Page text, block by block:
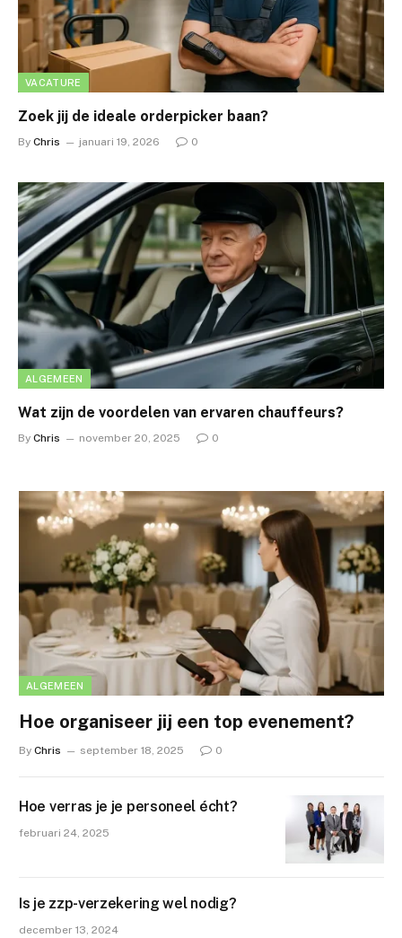
VACATURE
Zoek jij de ideale orderpicker baan?
By Chris januari 19, 2026 0
ALGEMEEN
Wat zijn de voordelen van ervaren chauffeurs?
By Chris november 20, 2025 0
ALGEMEEN
Hoe organiseer jij een top evenement?
By Chris september 18, 2025 0
Hoe verras je je personeel écht?
februari 24, 2025
Is je zzp-verzekering wel nodig?
december 13, 2024